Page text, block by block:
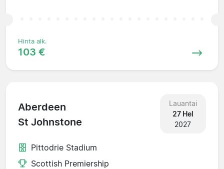
Hinta alk.
103 €
Aberdeen
St Johnstone
Lauantai
27 Hel
2027
Pittodrie Stadium
Scottish Premiership